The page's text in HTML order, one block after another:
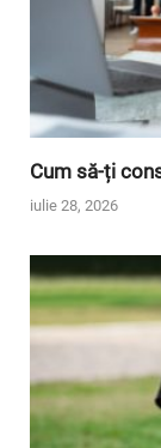
Cum să-ți
iulie 28, 2026